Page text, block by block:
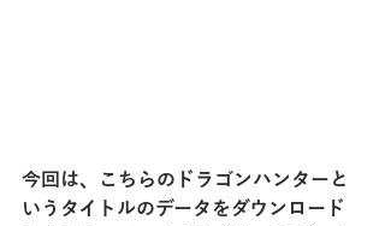
今回は、こちらのドラゴンハンターと
いうタイトルのデータをダウンロード